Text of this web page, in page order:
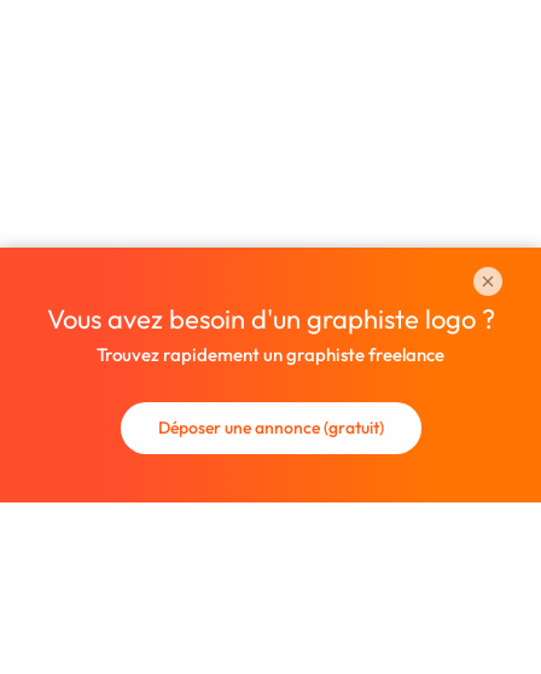
Vous avez besoin d'un graphiste logo ?
Trouvez rapidement un graphiste freelance
Déposer une annonce (gratuit)